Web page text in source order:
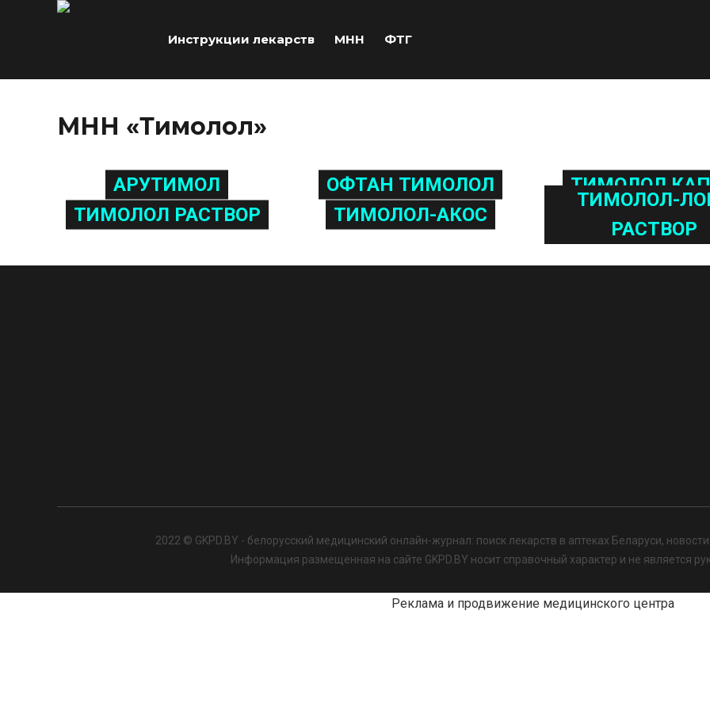
Инструкции лекарств МНН ФТГ
МНН «Тимолол»
АРУТИМОЛ ОФТАН ТИМОЛОЛ ТИМОЛОЛ
ТИМОЛОЛ РАСТВОР
ТИМОЛОЛ-АКОС
ТИМОЛОЛ-
РАСТВОР
2022 © GKPD.BY - белорусский медицинский онлайн-журнал: поиск лекарств в аптеках Беларуси,
Информация размещенная на сайте GKPD.BY носит справочный характер и не является
Реклама и продвижение медицинского центра